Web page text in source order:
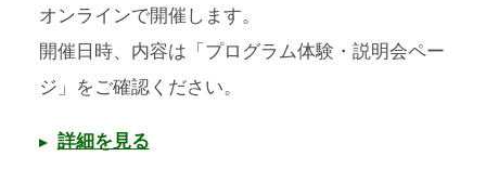
オンラインで開催します。
開催日時、内容は「プログラム体験・説明会ペー
ジ」をご確認ください。
詳細を見る